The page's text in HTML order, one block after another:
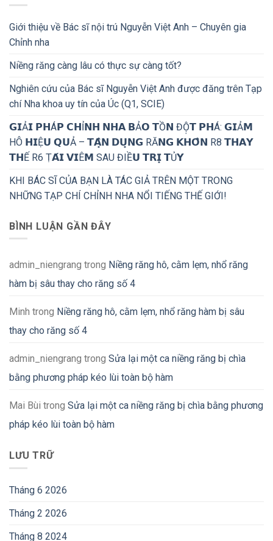
Giới thiệu về Bác sĩ nội trú Nguyễn Việt Anh – Chuyên gia
Chỉnh nha
Niềng răng càng lâu có thực sự càng tốt?
Nghiên cứu của Bác sĩ Nguyễn Việt Anh được đăng trên Tạp
chí Nha khoa uy tín của Úc (Q1, SCIE)
𝗚𝗜Ả𝗜 𝗣𝗛Á𝗣 𝗖𝗛Ỉ𝗡𝗛 𝗡𝗛𝗔 𝗕Ả𝗢 𝗧Ồ𝗡 ĐỘ̣𝗧 𝗣𝗛Á: 𝗚𝗜Ả𝗠
HÔ 𝗛𝗜Ệ𝗨 𝗤𝗨Ả – 𝗧𝗔̣̂𝗡 𝗗𝗨̣𝗡𝗚 RĂ𝗡𝗚 𝗞𝗛𝗢̂𝗡 R8 𝗧𝗛𝗔𝗬
𝗧𝗛Ế R6 Ṭ𝗔́𝗜 𝗩𝗜Ê𝗠 SAU ĐIỀ𝗨 𝗧𝗥𝗜̣ 𝗧Ủ𝗬
KHI BÁC SĨ CỦA BẠN LÀ TÁC GIẢ TRÊN MỘT TRONG
NHỮNG TẠP CHÍ CHỈNH NHA NỔI TIẾNG THẾ GIỚI!
BÌNH LUẬN GẦN ĐÂY
admin_niengrang trong Niềng răng hô, cằm lẹm, nhổ răng
hàm bị sâu thay cho răng số 4
Minh trong Niềng răng hô, cằm lẹm, nhổ răng hàm bị sâu
thay cho răng số 4
admin_niengrang trong Sửa lại một ca niềng răng bị chìa
bằng phương pháp kéo lùi toàn bộ hàm
Mai Bùi trong Sửa lại một ca niềng răng bị chìa bằng phương
pháp kéo lùi toàn bộ hàm
LƯU TRỮ
Tháng 6 2026
Tháng 2 2026
Tháng 8 2024